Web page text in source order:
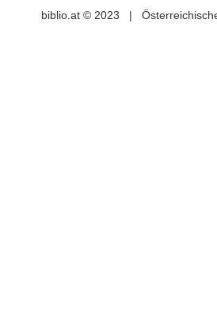
biblio.at © 2023 |